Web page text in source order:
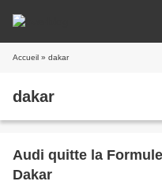
Accueil » dakar
dakar
Audi quitte la
Dakar